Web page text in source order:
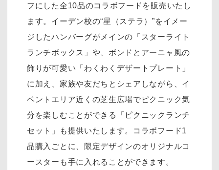
フにした全10品のコラボフードを販売いたし
ます。イーデン校の“星（ステラ）”をイメー
ジしたハンバーグがメインの「スターライト
ランチボックス」や、ボンドとアーニャ風の
飾りが可愛い「わくわくデザートプレート」
に加え、家族や友だちとシェアしながら、イ
ベントエリア近くの芝生広場でピクニック気
分を楽しむことができる「ピクニックランチ
セット」も提供いたします。コラボフード1
品購入ごとに、限定デザインのオリジナルコ
ースターも手に入れることができます。